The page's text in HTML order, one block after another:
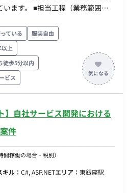
（業務範囲）
ントエンド開発：Vue.js等を用
発 ・バックエンド開発：C#を用
開発 ・AI駆動開発：GitHub
AI開発支援ツールを日常的に活
施 ■開発環境 ・プロ
ている
服装自由
上
徒歩5分以内
ビス
】自社サービス開発における
件
間稼働の場合・税別）
キル： C#, ASP.NETエリア： 東銀座駅